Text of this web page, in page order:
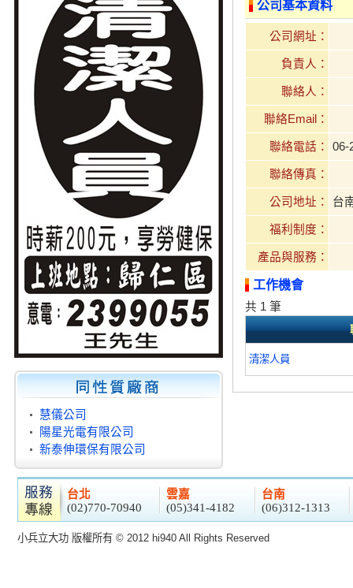
慧儀公司
陽星光電有限公司
新泰伸環保有限公司
公司基本資料
公司網址：
負責人：
聯絡人：
聯絡Email：
聯絡電話： 06-
聯絡傳真：
公司地址： 台
福利制度：
產品與服務：
工作機會
共 1 筆
清潔人員
台北
(02)770-70940
雲嘉
(05)341-4182
台南
(06)312-1313
小兵立大功 版權所有 © 2012 hi940 All Rights Reserved